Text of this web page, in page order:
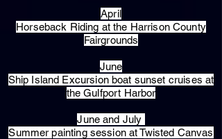
April
Horseback Riding at the Harrison County
Fairgrounds
June
Ship Island Excursion boat sunset cruises at
the Gulfport Harbor
June and July
Summer painting session at Twisted Canvas